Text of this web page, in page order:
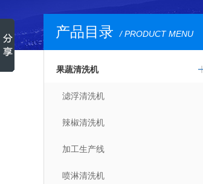
产品目录 / PRODUCT MENU
果蔬清洗机
滤浮清洗机
辣椒清洗机
加工生产线
喷淋清洗机